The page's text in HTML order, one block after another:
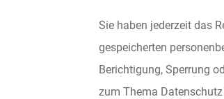
Sie haben jederzeit das
gespeicherten
Berichtigung, Sperrung
zum Thema